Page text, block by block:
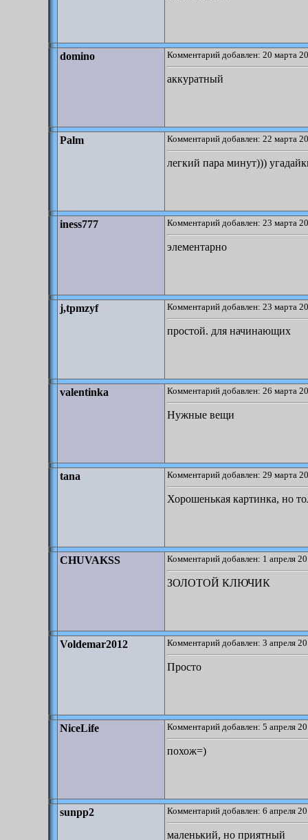
domino Комментарий добавлен: 20 марта
аккуратный
Palm Комментарий добавлен: 22 марта
легкий пара минут)))
iness777 Комментарий добавлен: 23 марта
элементарно
j,tpmzyf Комментарий добавлен: 23 марта
простой. для начинающих
valentinka Комментарий добавлен: 26 марта
Нужные вещи
tana Комментарий добавлен: 29 марта
Хорошенькая картинка, но
CHUVAKSS Комментарий добавлен: 1 апреля
ЗОЛОТОЙ КЛЮЧИК
Voldemar2012 Комментарий добавлен: 3 апреля
Просто
NiceLife Комментарий добавлен: 5 апреля
похож=)
sunpp2 Комментарий добавлен: 6 апреля
маленький, но приятный